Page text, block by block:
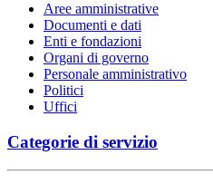
Aree amministrative
Documenti e dati
Enti e fondazioni
Organi di governo
Personale amministrativo
Politici
Uffici
Categorie di servizio